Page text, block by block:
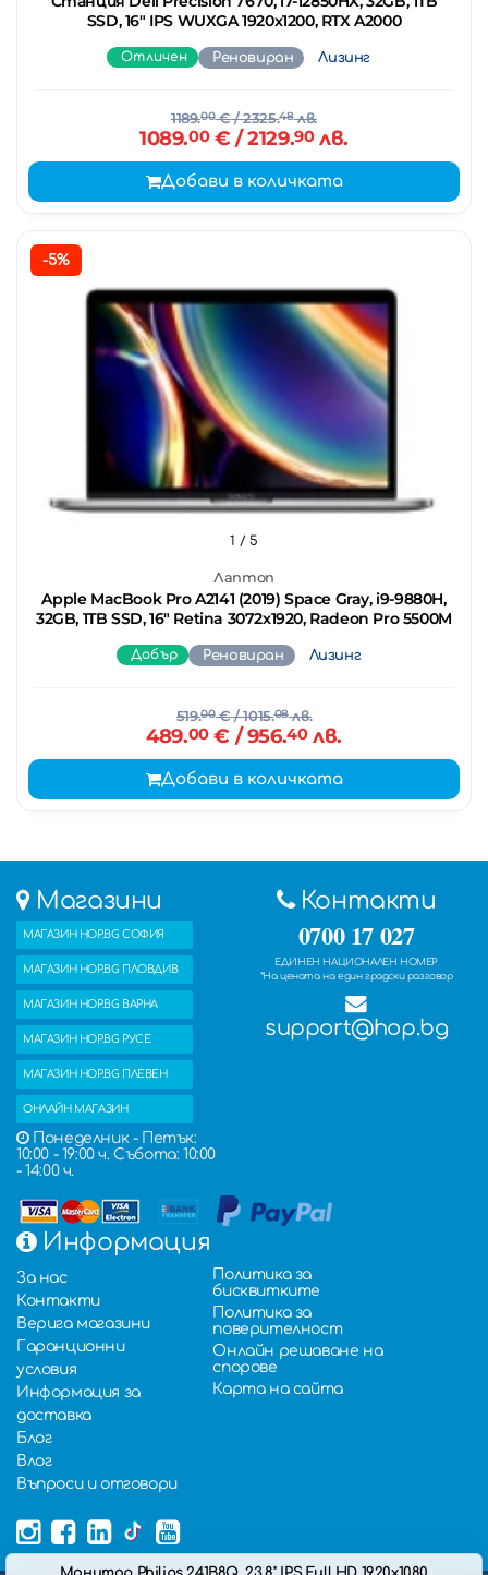
SSD, 16" IPS WUXGA 1920x1200, RTX A2000
Отличен Реновиран Лизинг
1189.00€/ 2325.48лв.
1089.00€ / 2129.90лв.
Добави в количката
-5%
Лаптоп
Apple MacBook Pro A2141 (2019) Space Gray, i9-9880H,
32GB, 1TB SSD, 16" Retina 3072x1920, Radeon Pro 5500M
1 / 5
Добър Реновиран Лизинг
519.00€/ 1015.08лв.
489.00€ / 956.40лв.
Добави в количката
Магазини
МАГАЗИН HOP.BG СОФИЯ
МАГАЗИН HOP.BG ПЛОВДИВ
МАГАЗИН HOP.BG ВАРНА
МАГАЗИН HOP.BG РУСЕ
МАГАЗИН HOP.BG ПЛЕВЕН
ОНЛАЙН МАГАЗИН
Понеделник - Петък:
10:00 - 19:00 ч. Събота: 10:00
- 14:00 ч.
Контакти
0700 17 027
ЕДИНЕН НАЦИОНАЛЕН НОМЕР
*На цената на един градски разговор
support@hop.bg
Информация
За нас
Контакти
Верига магазини
Гаранционни
условия
Информация за
доставка
Блог
Влог
Въпроси и отговори
Политика за
бисквитките
Политика за
поверителност
Онлайн решаване на
спорове
Карта на сайта